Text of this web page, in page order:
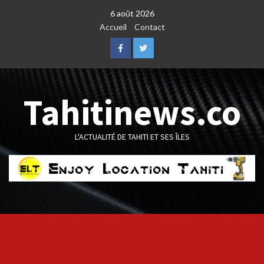
6 août 2026
Accueil
Contact
FacebookTwitter
Tahitinews.co
L'ACTUALITÉ DE TAHITI ET SES ÎLES